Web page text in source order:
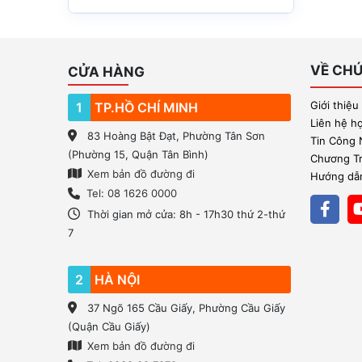
2GB/Ngày UNLIMITED 5Mbps
UNLIMITED 10Mbps
12 (46)
14
15 (50)
16
17
19
20 (47)
22
23
24
25
CỬA HÀNG
1 TP.HỒ CHÍ MINH
83 Hoàng Bật Đạt, Phường Tân Sơn
(Phường 15, Quận Tân Bình)
Xem bản đồ đường đi
Tel: 08 1626 0000
Thời gian mở cửa: 8h - 17h30 thứ 2-thứ
7
2 HÀ NỘI
37 Ngõ 165 Cầu Giấy, Phường Cầu Giấy
(Quận Cầu Giấy)
Xem bản đồ đường đi
VỀ
Giới thiệu
Liên hệ
Tin Công
Chương
Hướng